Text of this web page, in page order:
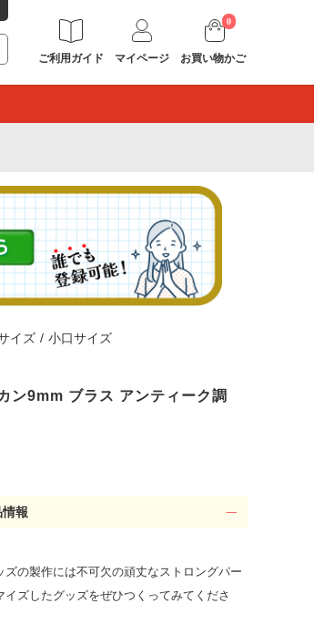
イズ / 小口サイズ
ン9mm ブラス アンティーク調
報
の製作には不可欠の頑丈なストロングパー
ズしたグッズをぜひつくってみてくださ
ご利用ガイド マイページ
0
お買い物かご